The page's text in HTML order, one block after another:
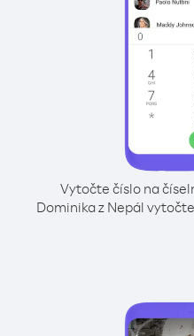
Vytočte číslo na
Dominika z Nepál